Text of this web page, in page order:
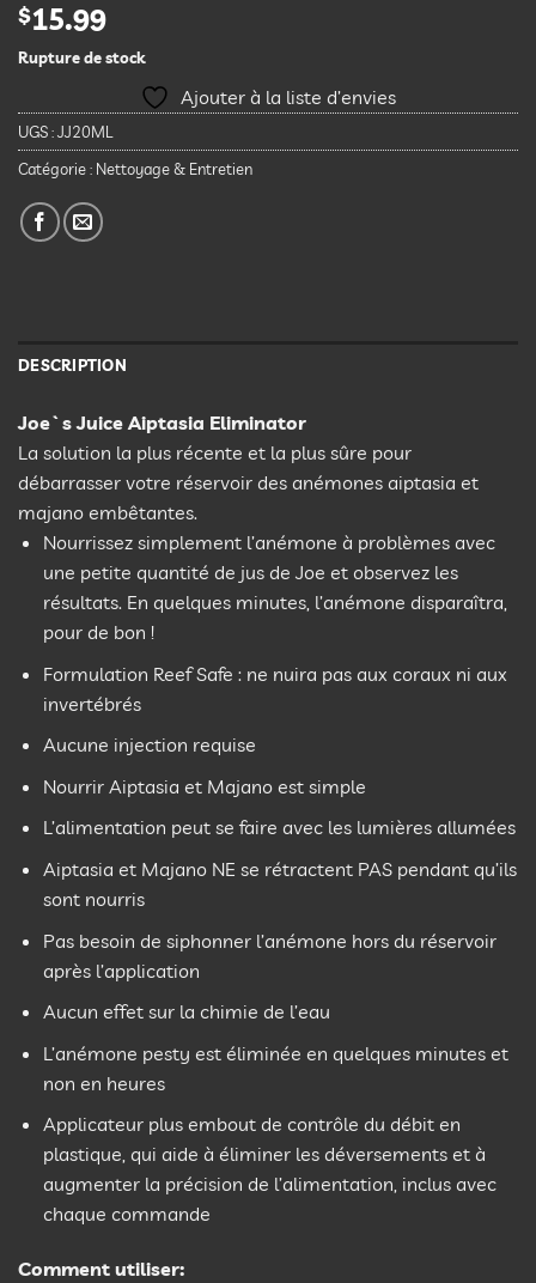
$15.99
Rupture de stock
Ajouter à la liste d’envies
UGS :JJ20ML
Catégorie : Nettoyage & Entretien
DESCRIPTION
Joe`s Juice Aiptasia Eliminator
La solution la plus récente et la plus sûre pour
débarrasser votre réservoir des anémones aiptasia et
majano embêtantes.
Nourrissez simplement l’anémone à problèmes avec
une petite quantité de jus de Joe et observez les
résultats. En quelques minutes, l’anémone disparaîtra,
pour de bon !
Formulation Reef Safe : ne nuira pas aux coraux ni aux
invertébrés
Aucune injection requise
Nourrir Aiptasia et Majano est simple
L’alimentation peut se faire avec les lumières allumées
Aiptasia et Majano NE se rétractent PAS pendant qu’ils
sont nourris
Pas besoin de siphonner l’anémone hors du réservoir
après l’application
Aucun effet sur la chimie de l’eau
L’anémone pesty est éliminée en quelques minutes et
non en heures
Applicateur plus embout de contrôle du débit en
plastique, qui aide à éliminer les déversements et à
augmenter la précision de l’alimentation, inclus avec
chaque commande
Comment utiliser: